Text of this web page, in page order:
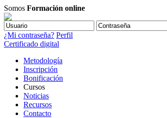
Somos Formación online
¿Mi contraseña? Perfil
Certificado digital
Metodología
Inscripción
Bonificación
Cursos
Noticias
Recursos
Contacto